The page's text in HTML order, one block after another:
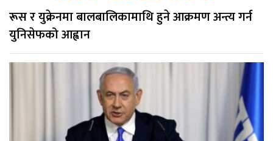
रूस र युक्रेनमा बालबालिकामाथि हुने आक्रमण अन्त्य गर्न
युनिसेफको आह्वान